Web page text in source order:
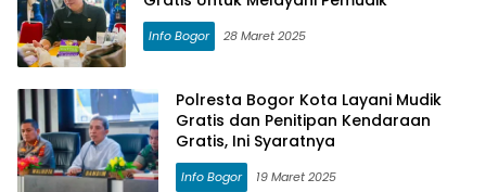
Info Bogor 28 Maret 2025
Polresta Bogor Kota Layani Mudik
Gratis dan Penitipan Kendaraan
Gratis, Ini Syaratnya
Info Bogor 19 Maret 2025